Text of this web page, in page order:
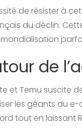
de résister à
du déclin.
de
et Temu suscite
les géants du
tout en laissant